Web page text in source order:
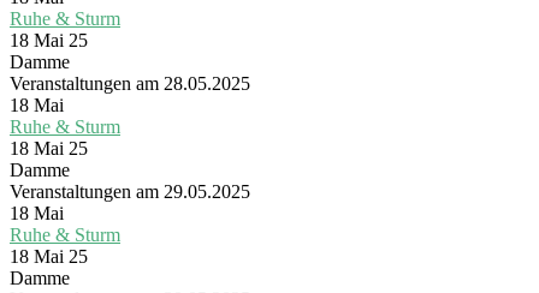
Ruhe & Sturm
18 Mai 25
Damme
Veranstaltungen am 28.05.2025
18 Mai
Ruhe & Sturm
18 Mai 25
Damme
Veranstaltungen am 29.05.2025
18 Mai
Ruhe & Sturm
18 Mai 25
Damme